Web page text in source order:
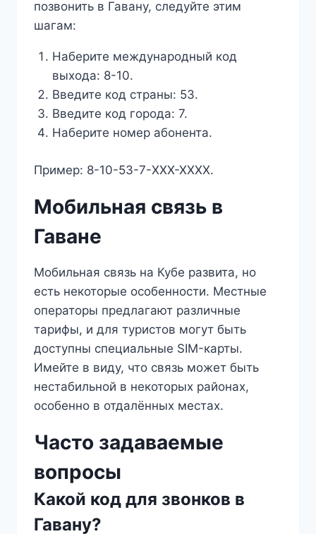
позвонить в Гавану, следуйте этим
шагам:
Наберите международный код
выхода: 8-10.
Введите код страны: 53.
Введите код города: 7.
Наберите номер абонента.
Пример: 8-10-53-7-XXX-XXXX.
Мобильная связь в
Гаване
Мобильная связь на Кубе развита, но
есть некоторые особенности. Местные
операторы предлагают различные
тарифы, и для туристов могут быть
доступны специальные SIM-карты.
Имейте в виду, что связь может быть
нестабильной в некоторых районах,
особенно в отдалённых местах.
Часто задаваемые
вопросы
Какой код для звонков в
Гавану?